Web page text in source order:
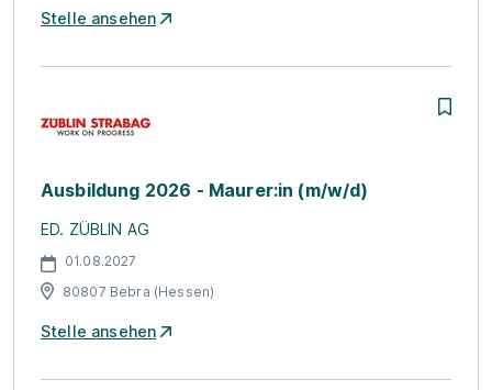
Stelle ansehen
Ausbildung 2026 - Maurer:in (m/w/d)
ED. ZÜBLIN AG
01.08.2027
80807 Bebra (Hessen)
Stelle ansehen